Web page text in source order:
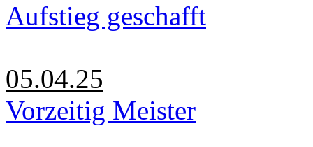
Aufstieg geschafft
05.04.25
Vorzeitig Meister